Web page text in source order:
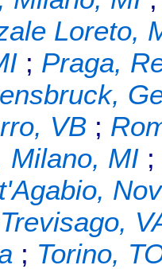
Loreto,
; Praga,
VB ;
Milano, MI
; Torino,